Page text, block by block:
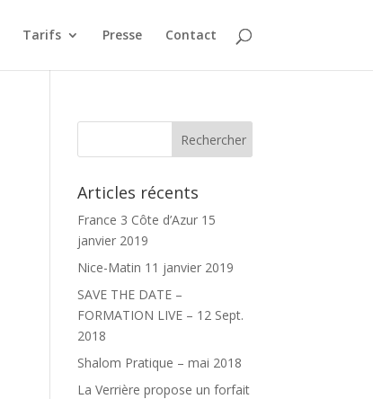
Tarifs Presse Contact
Articles récents
France 3 Côte d’Azur 15
janvier 2019
Nice-Matin 11 janvier 2019
SAVE THE DATE –
FORMATION LIVE – 12 Sept.
2018
Shalom Pratique – mai 2018
La Verrière propose un forfait